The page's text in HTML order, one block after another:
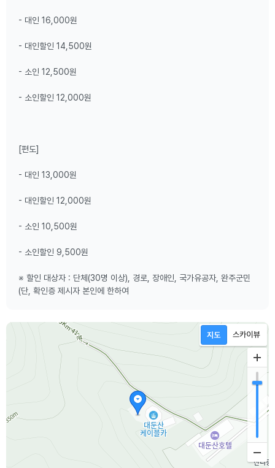
- 대인 16,000원
- 대인할인 14,500원
- 소인 12,500원
- 소인할인 12,000원
[편도]
- 대인 13,000원
- 대인할인 12,000원
- 소인 10,500원
- 소인할인 9,500원
※ 할인 대상자 : 단체(30명 이상), 경로, 장애인, 국가유공자, 완주군민
(단, 확인증 제시자 본인에 한하여